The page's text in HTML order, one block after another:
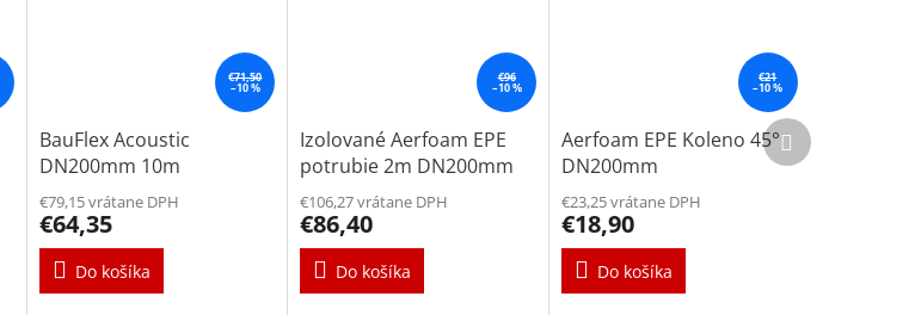
€71,50
–10 %
BauFlex Acoustic
DN200mm 10m
antimikrobiálny
€79,15 vrátane DPH
€64,35
Do košíka
€96
–10 %
Izolované Aerfoam EPE
potrubie 2m DN200mm
€106,27 vrátane DPH
€86,40
Do košíka
€21
–10 %
Aerfoam EPE Koleno 45°
DN200mm
€23,25 vrátane DPH
€18,90
Do košíka
Ďalší
produkt